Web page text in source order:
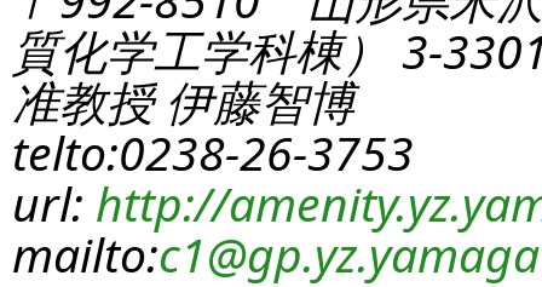
質化学工学科棟） 3-
准教授 伊藤智博
telto:0238-26-3753
url: http://
mailto:c1